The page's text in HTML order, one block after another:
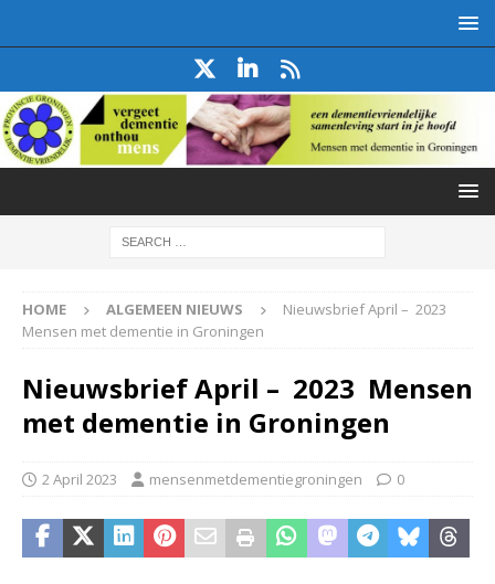
HOME ALGEMEEN NIEUWS
Nieuwsbrief April – 2023
Mensen met dementie in Groningen
Nieuwsbrief April – 2023 Mensen
met dementie in Groningen
2 April 2023 mensenmetdementiegroningen 0